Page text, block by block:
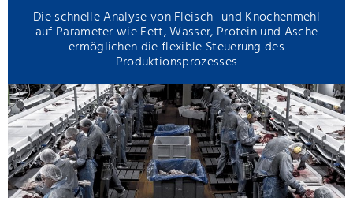
Die schnelle Analyse von Fleisch- und Knochenmehl
auf Parameter wie Fett, Wasser, Protein und Asche
ermöglichen die flexible Steuerung des
Produktionsprozesses